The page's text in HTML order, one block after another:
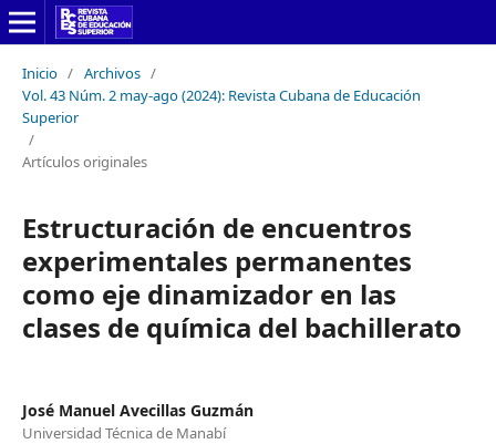
Inicio / Archivos /
Vol. 43 Núm. 2 may-ago (2024): Revista Cubana de Educación
Superior
/
Artículos originales
Estructuración de encuentros
experimentales permanentes
como eje dinamizador en las
clases de química del bachillerato
José Manuel Avecillas Guzmán
Universidad Técnica de Manabí